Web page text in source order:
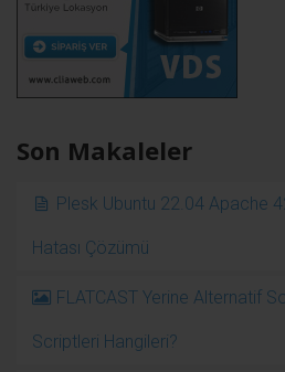
Son Makaleler
Plesk Ubuntu 22.04 Apache
Hatası Çözümü
FLATCAST Yerine Alternatif
Scriptleri Hangileri?